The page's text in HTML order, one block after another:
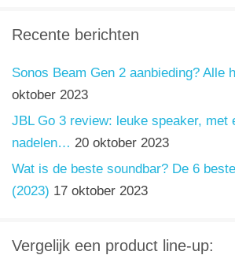
Recente berichten
Sonos Beam Gen 2 aanbieding? Alle
oktober 2023
JBL Go 3 review: leuke speaker, met
nadelen… 20 oktober 2023
Wat is de beste soundbar? De 6
(2023) 17 oktober 2023
Vergelijk een product line-up: